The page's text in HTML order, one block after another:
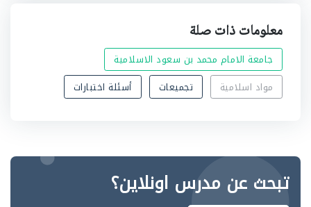
معلومات ذات صلة
جامعة الامام محمد بن سعود الاسلامية
مواد اسلامية
تجميعات أسئلة اختبارات
تبحث عن مدرس اونلاين؟